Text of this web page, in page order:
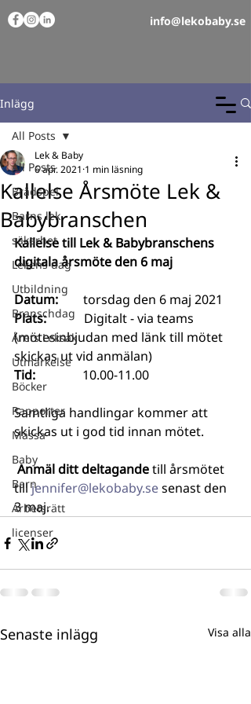
info@lekobaby.se
Inlägg
All Posts
Brädspel
Barns lek
säkerhet
Lekens dag
Utbildning
Branschdag
Årets Leksak
Utmärkelse
Böcker
Rapporter
Mässa
Baby
Barn
Arbetsrätt
licenser
All Posts
Kallelse Årsmöte Lek &
Babybranschen
Lek & Baby
6 apr. 2021 1 min läsning
Kallelse till Lek & Babybranschens
digitala årsmöte den 6 maj
Datum: torsdag den 6 maj 2021
Plats: Digitalt - via teams
(mötesinbjudan med länk till mötet
skickas ut vid anmälan)
Tid: 10.00-11.00
Samtliga handlingar kommer att
skickas ut i god tid innan mötet.
Anmäl ditt deltagande till årsmötet
till jennifer@lekobaby.se senast den
3 maj.
Senaste inlägg Visa alla